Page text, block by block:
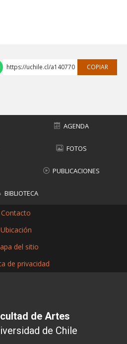
https://uchile.cl/a140770 COPIAR
AGENDA
FOTOS
PUBLICACIONES
BIBLIOTECA
Contacto
Ubicación
del sitio
de privacidad
de Artes
de Chile